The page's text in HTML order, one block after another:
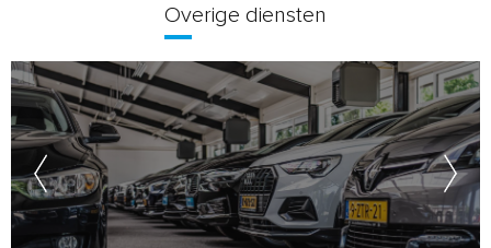
Overige diensten